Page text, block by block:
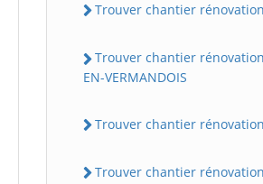
Trouver chantier rénovation
Trouver chantier
EN-VERMANDOIS
Trouver chantier rénovation
Trouver chantier rénovation